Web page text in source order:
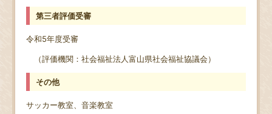
第三者評価受審
令和5年度受審
（評価機関：社会福祉法人富山県社会福祉協議会）
その他
サッカー教室、音楽教室